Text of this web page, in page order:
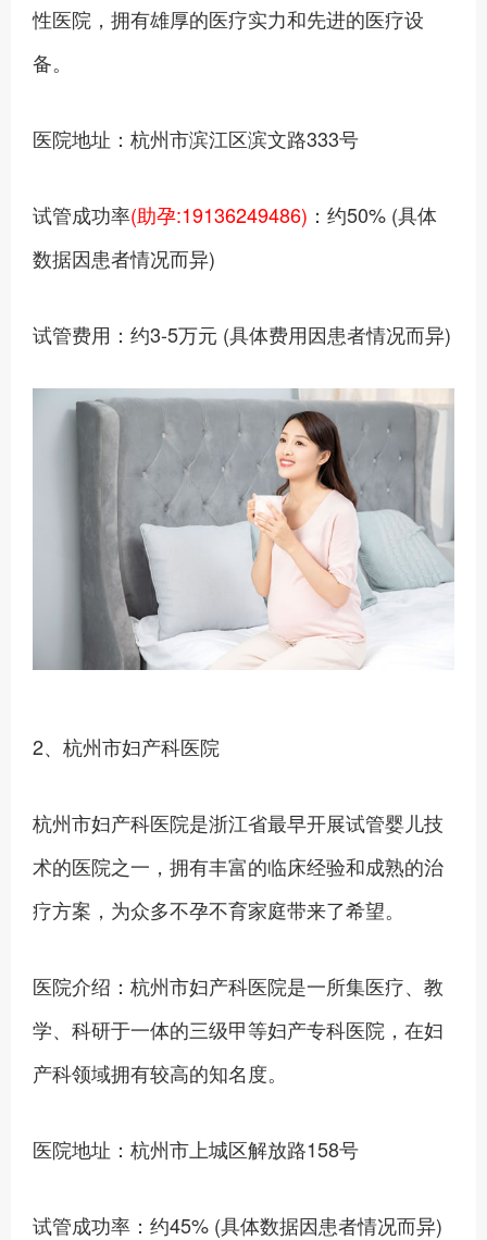
性医院，拥有雄厚的医疗实力和先进的医疗设
备。
医院地址：杭州市滨江区滨文路333号
试管成功率(助孕:19136249486) ：约50% (具体
数据因患者情况而异)
试管费用：约3-5万元 (具体费用因患者情况而异)
2、杭州市妇产科医院
杭州市妇产科医院是浙江省最早开展试管婴儿技
术的医院之一，拥有丰富的临床经验和成熟的治
疗方案，为众多不孕不育家庭带来了希望。
医院介绍：杭州市妇产科医院是一所集医疗、教
学、科研于一体的三级甲等妇产专科医院，在妇
产科领域拥有较高的知名度。
医院地址：杭州市上城区解放路158号
试管成功率：约45% (具体数据因患者情况而异)